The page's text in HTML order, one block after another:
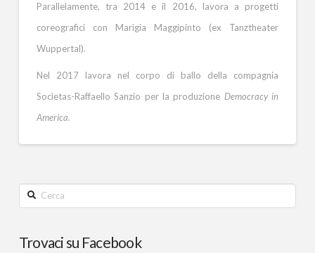
Parallelamente, tra 2014 e il 2016, lavora a progetti
coreografici con Marigia Maggipinto (ex Tanztheater
Wuppertal).
Nel 2017 lavora nel corpo di ballo della compagnia
Socìetas-Raffaello Sanzio per la produzione Democracy in
America.
Cerca
Trovaci su Facebook